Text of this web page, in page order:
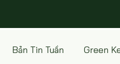
Bản Tin Tuần Green